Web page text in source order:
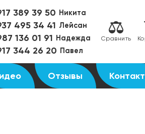
389 39 50 Никита
495 34 41 Лейсан
136 01 91 Надежда
344 26 20 Павел
Сравнить
Отзывы